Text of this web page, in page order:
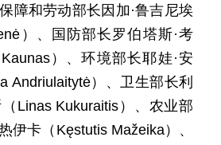
障和劳动部长因加·鲁吉尼埃
）、国防部长罗伯塔斯·考
）、环境部长耶娃·安
Andriulaitytė）、卫生部长利
Linas Kukuraitis）、农业部
伊卡（Kęstutis Mažeika）、